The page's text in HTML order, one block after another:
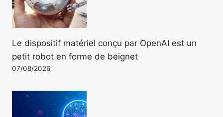
Le dispositif matériel conçu par OpenAI est un
petit robot en forme de beignet
07/08/2026